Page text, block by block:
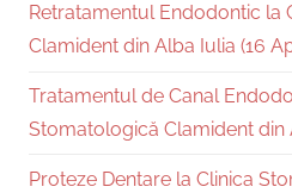
Retratamentul Endodontic la
Clamident din Alba Iulia (16
Tratamentul de Canal
Stomatologică Clamident din
Proteze Dentare la Clinica